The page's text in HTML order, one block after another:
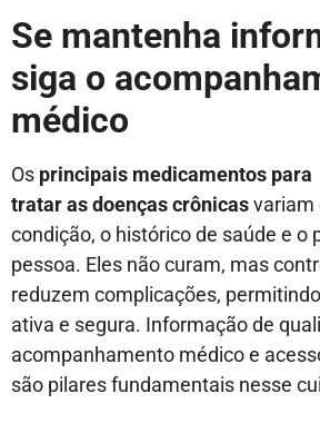
Se mantenha
siga o
médico
Os principais medicamentos para
tratar as doenças crônicasvariam
condição, o histórico de saúde e o
pessoa. Eles não curam, mas
reduzem complicações,
ativa e segura. Informação de
acompanhamento médico e
são pilares fundamentais nesse